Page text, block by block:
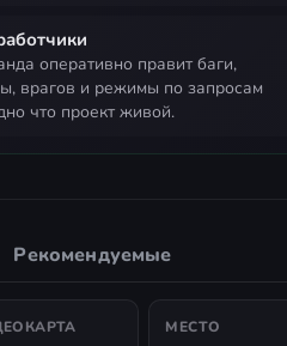
врагов и режимы по запросам
что проект живой.
Рекомендуемые
МЕСТО